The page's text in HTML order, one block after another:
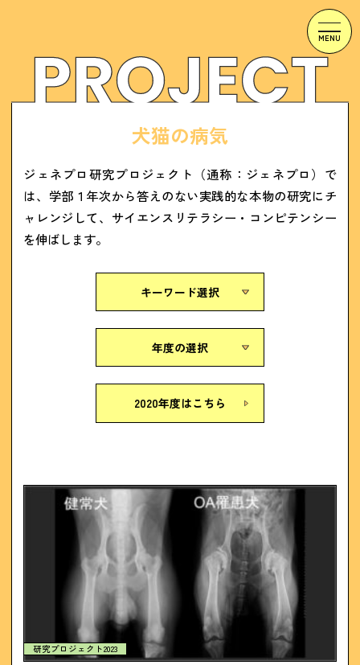
犬猫の病気
ジェネプロ研究プロジェクト（通称：ジェネプロ）で
は、学部１年次から答えのない実践的な本物の研究にチ
ャレンジして、サイエンスリテラシー・コンピテンシー
を伸ばします。
キーワード選択
年度の選択
2020年度はこちら
研究プロジェクト2023